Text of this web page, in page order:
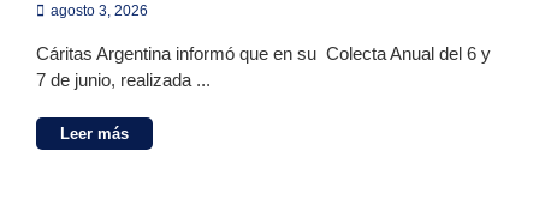
agosto 3, 2026
Cáritas Argentina informó que en su Colecta Anual del 6 y
7 de junio, realizada ...
Leer más